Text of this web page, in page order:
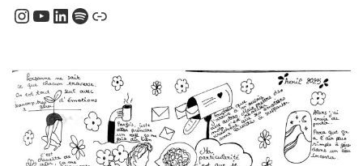
Instagram
YouTube
LinkedIn
Spotify
Lien